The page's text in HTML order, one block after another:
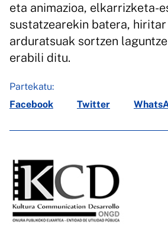
eta animazioa, elkarrizketa-
sustatzearekin batera,
arduratsuak sortzen
erabili ditu.
Partekatu:
Facebook
Twitter